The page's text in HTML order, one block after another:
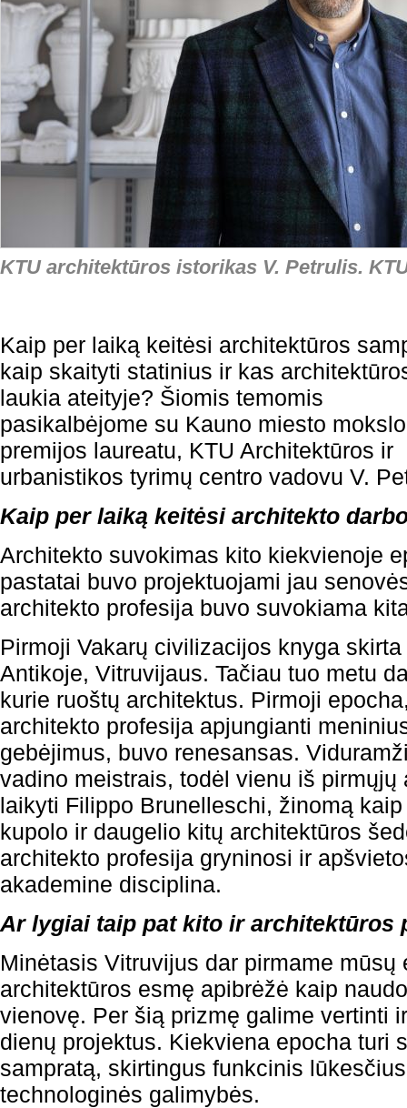
KTU architektūros istorikas V. Petrulis.
Kaip per laiką keitėsi architektūros
kaip skaityti statinius ir kas
laukia ateityje? Šiomis temomis
pasikalbėjome su Kauno miesto mokslo
premijos laureatu, KTU Architektūros ir
urbanistikos tyrimų centro vadovu V.
Kaip per laiką keitėsi architekto
Architekto suvokimas kito kiekvienoje
pastatai buvo projektuojami jau
architekto profesija buvo suvokiama
Pirmoji Vakarų civilizacijos knyga
Antikoje, Vitruvijaus. Tačiau tuo metu
kurie ruoštų architektus. Pirmoji
architekto profesija apjungianti
gebėjimus, buvo renesansas.
vadino meistrais, todėl vienu iš pirmųjų
laikyti Filippo Brunelleschi, žinomą kaip
kupolo ir daugelio kitų architektūros
architekto profesija gryninosi ir
akademine disciplina.
Ar lygiai taip pat kito ir architektūros
Minėtasis Vitruvijus dar pirmame mūsų
architektūros esmę apibrėžė kaip
vienovę. Per šią prizmę galime vertinti
dienų projektus. Kiekviena epocha turi
sampratą, skirtingus funkcinis
technologinės galimybės.